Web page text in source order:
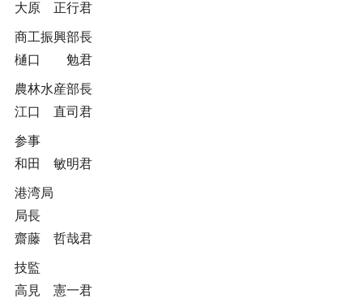
大原 正行君
商工振興部長
樋口 勉君
農林水産部長
江口 直司君
参事
和田 敏明君
港湾局
局長
齋藤 哲哉君
技監
高見 憲一君